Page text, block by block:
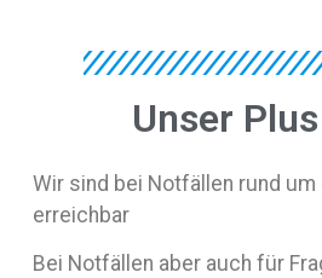
Unser
Wir sind bei Notfällen rund um
erreichbar
Bei Notfällen aber auch für